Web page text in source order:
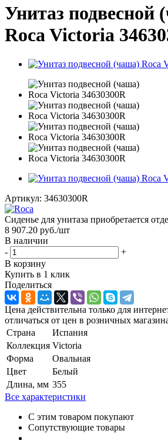
Унитаз подвесной
Roca Victoria
Артикул: 34630300R
Сиденье для унитаза приобретается
8 907.20 руб./шт
В наличии
-
+
В корзину
Купить в 1 клик
Поделиться
Цена действительна только для
отличаться от цен в розничных
Страна
Испания
Коллекция Victoria
Форма
Овальная
Цвет
Белый
Длина, мм 355
Все характеристики
С этим товаром покупают
Сопутствующие товары